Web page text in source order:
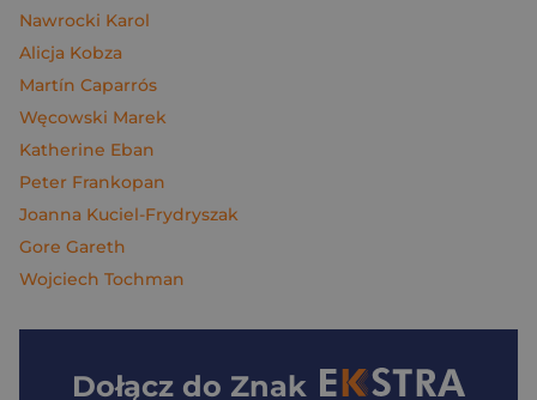
Nawrocki Karol
Alicja Kobza
Martín Caparrós
Węcowski Marek
Katherine Eban
Peter Frankopan
Joanna Kuciel-Frydryszak
Gore Gareth
Wojciech Tochman
Dołącz do Znak